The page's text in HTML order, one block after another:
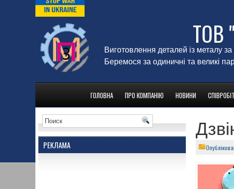
ТОВ
Виготовлення деталей із металу
Беремося за одиничні та великі
ГОЛОВНА ПРО КОМПАНІЮ НОВИНИ
РЕКЛАМА